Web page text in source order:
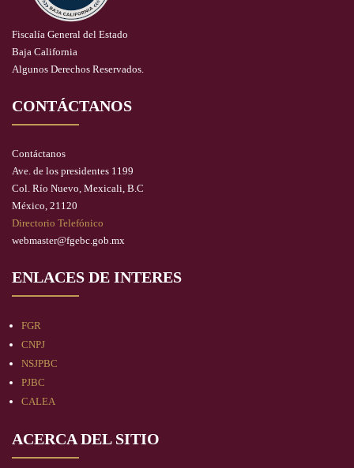
Fiscalía General del Estado
Baja California
Algunos Derechos Reservados.
CONTÁCTANOS
Contáctanos
Ave. de los presidentes 1199
Col. Río Nuevo, Mexicali, B.C
México, 21120
Directorio Telefónico
webmaster@fgebc.gob.mx
ENLACES DE INTERES
FGR
CNPJ
NSJPBC
PJBC
CALEA
ACERCA DEL SITIO